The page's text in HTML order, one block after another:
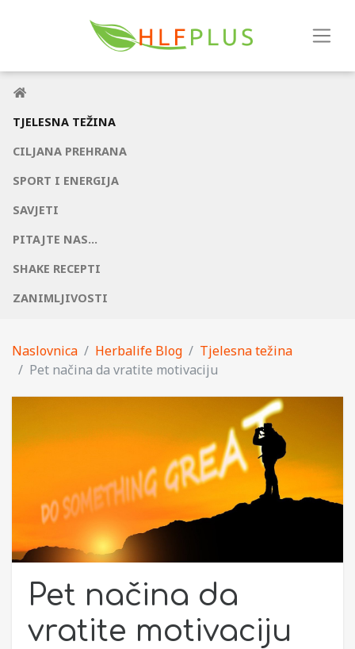
TJELESNA TEŽINA
CILJANA PREHRANA
SPORT I ENERGIJA
SAVJETI
PITAJTE NAS...
SHAKE RECEPTI
ZANIMLJIVOSTI
Naslovnica Herbalife Blog
Tjelesna težina
​​Pet načina da vratite motivaciju​
​​Pet načina da
vratite motivaciju​